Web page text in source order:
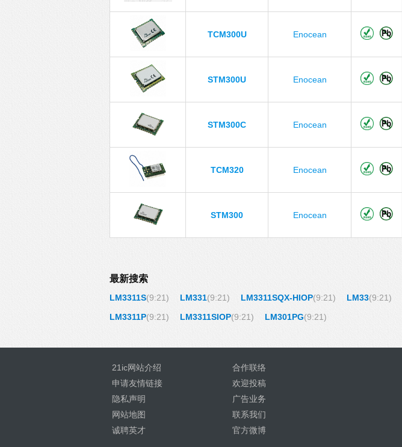
TCM300U Enocean
STM300U Enocean
STM300C Enocean
TCM320 Enocean
STM300 Enocean
最新搜索
LM3311S(9:21) LM331(9:21) LM3311SQX-HIOP(9:21) LM33(9:21)
LM3311P(9:21) LM3311SIOP(9:21) LM301PG(9:21)
21ic网站介绍
合作联络
申请友情链接
欢迎投稿
隐私声明
广告业务
网站地图
联系我们
诚聘英才
官方微博